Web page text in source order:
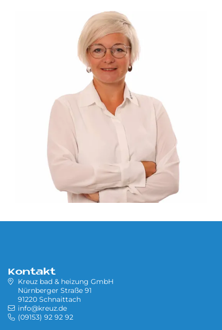
Kontakt
Kreuz bad & heizung GmbH
Nürnberger Straße 91
91220 Schnaittach
info@kreuz.de
(09153) 92 92 92